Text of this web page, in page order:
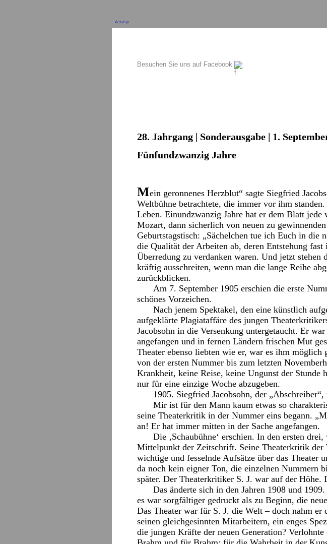
Anzeige
Besuchen Sie uns auf Facebook
28. Jahrgang | Sonderausgabe | 1.
Fünfundzwanzig Jahre
Mein geronnenes Herzblut“ sagte Siegfried
Weltbühne betrachtete, die immer vor ihm
Leben. Einundzwanzig Jahre hat er dem Blatt
Mozart, dann sicherlich von neuen zu
Geburtstagstisch: „Sächelchen tue ich Euch in
die Qualität der Arbeiten ab, deren Entstehung
Überredung zu verdanken waren. Und jetzt
kräftig ausschreiten, wenn man die lange Reihe
zurückblicken.
Am 7. September 1905 erschien die erste
schönes Vorzeichen.
Nach jenem Spektakel, den eine künstlich
aufgeklärte Plagiataffäre des jungen
Jacobsohn in die Versenkung untergetaucht. Er
angefangen und in fernen Ländern frischen Mut
Theater ebenso liebten wie er, war es ihm
von der ersten Nummer bis zum letzten
Krankheit, keine Reise, keine Ungunst der Stunde
nur für eine einzige Woche abzugeben.
1905. Siegfried Jacobsohn, der
Mir ist für den Mann kaum etwas so
seine Theaterkritik in der Nummer eins begann.
an! Er hat immer mitten in der Sache angefangen.
Die ‚Schaubühne‘ erschien. In den ersten
Mittelpunkt der Zeitschrift. Seine Theaterkritik der
wichtige und fesselnde Aufsätze über das
da noch kein eigner Ton, die einzelnen Nummern
später. Der Theaterkritiker S. J. war auf der Höhe.
Das änderte sich in den Jahren 1908 und
es war sorgfältiger gedruckt als zu Beginn, die
Das Theater war für S. J. die Welt – doch nahm
seinen gleichgesinnten Mitarbeitern, ein enges
die jungen Kräfte der neuen Generation?